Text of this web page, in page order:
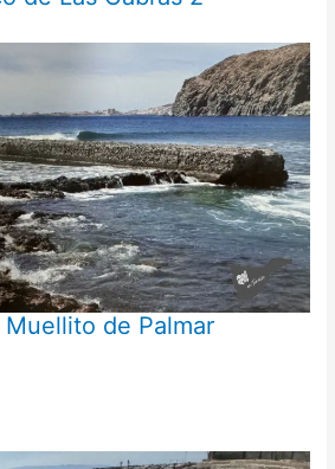
Muellito de Palmar